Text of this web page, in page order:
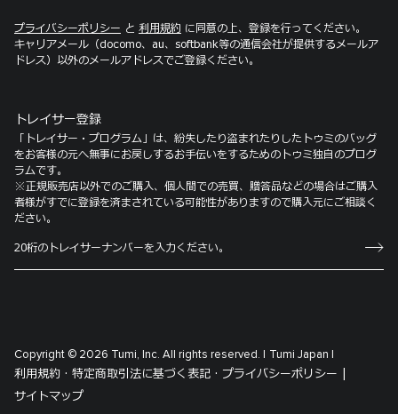
プライバシーポリシー と 利用規約 に同意の上、登録を行ってください。
キャリアメール（docomo、au、softbank等の通信会社が提供するメールア
ドレス）以外のメールアドレスでご登録ください。
トレイサー登録
「トレイサー・プログラム」は、紛失したり盗まれたりしたトゥミのバッグ
をお客様の元へ無事にお戻しするお手伝いをするためのトゥミ独自のプログ
ラムです。
※正規販売店以外でのご購入、個人間での売買、贈答品などの場合はご購入
者様がすでに登録を済まされている可能性がありますので購入元にご相談く
ださい。
Copyright © 2026 Tumi, Inc. All rights reserved. | Tumi Japan |
利用規約 · 特定商取引法に基づく表記 · プライバシーポリシー |
サイトマップ